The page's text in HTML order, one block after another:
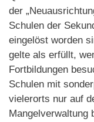
der
Schulen der
eingelöst worden
gelte als erfüllt,
Fortbildungen
Schulen mit
vielerorts nur auf
Mangelverwaltung